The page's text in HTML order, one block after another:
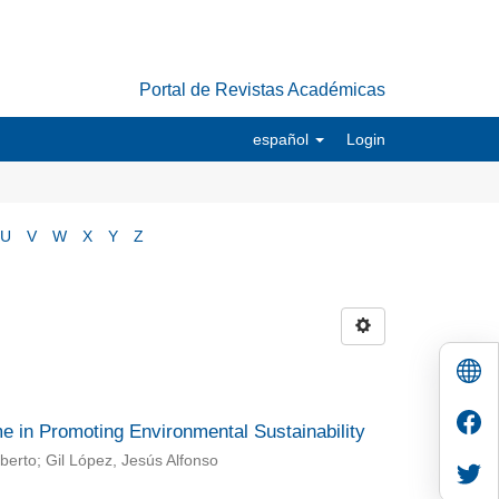
Portal de Revistas Académicas
español Login
U V W X Y Z
in Promoting Environmental Sustainability
Gil López, Jesús Alfonso